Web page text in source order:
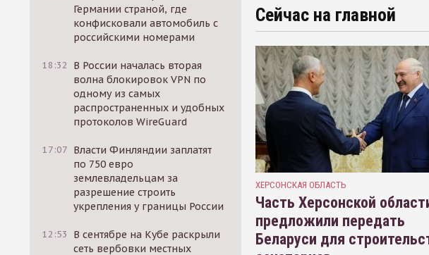
Германии страной, где
конфисковали автомобиль с
российскими номерами
18:32
В России началась вторая
волна блокировок VPN по
одному из самых
распространенных и удобных
протоколов WireGuard
17:07 Власти Финляндии заплатят
по 750 евро
землевладельцам за
разрешение строить
укрепления у границы России
12:53
В сентябре на Кубе раскрыли
сеть вербовки местных
Сейчас на главной
ХЕРСОНСКАЯ ОБЛАСТЬ
Часть Херсонской
предложили передать
Беларуси для